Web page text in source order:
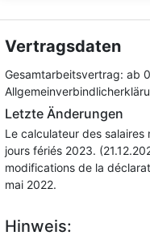
Vertragsdaten
Gesamtarbeitsvertrag: ab
Letzte Änderungen
Le calculateur des
jours fériés 2023.
modifications de la
mai 2022.
Hinweis: